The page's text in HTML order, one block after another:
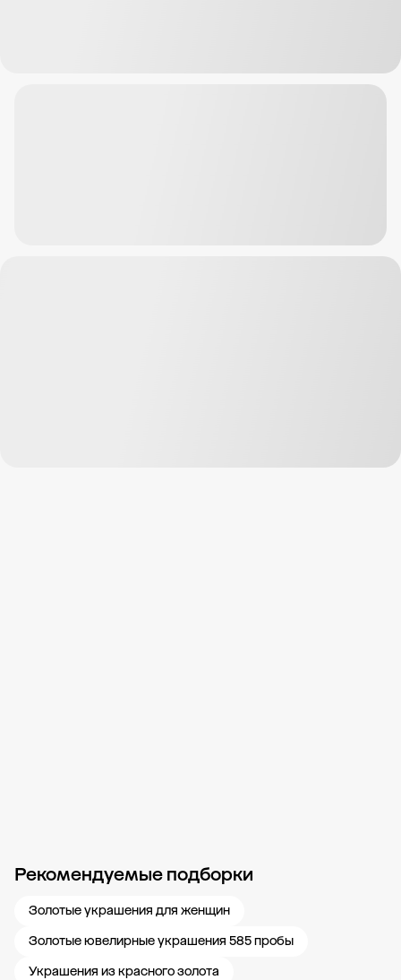
Рекомендуемые подборки
Золотые украшения для женщин
Золотые ювелирные украшения 585 пробы
Украшения из красного золота
Новости компании Журнал ЗОЛОТОЙ Блог